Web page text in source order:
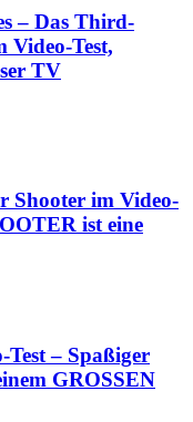
– Das Third-
Video-Test,
TV
Shooter im Video-
ist eine
– Spaßiger
GROSSEN